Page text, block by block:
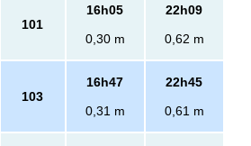
101
16h05
0,30 m
22h09
0,62 m
103
16h47
0,31 m
22h45
0,61 m